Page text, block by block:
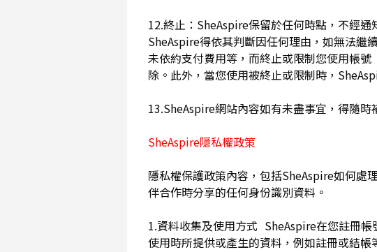
12.終止：SheAspire保留於任何時點，不經
SheAspire得依其判斷因任何理由，如無法繼
未依約支付費用等，而終止或限制您使用帳
除。此外，當您使用被終止或限制時，
13.SheAspire網站內容如有未盡事宜，得隨
SheAspire隱私權政策
隱私權保護政策內容，包括SheAspire如何處
伴合作時分享的任何身份識別資料。
1.資料收集及使用方式 SheAspire在您註冊
使用時所提供或產生的資料，例如註冊或結